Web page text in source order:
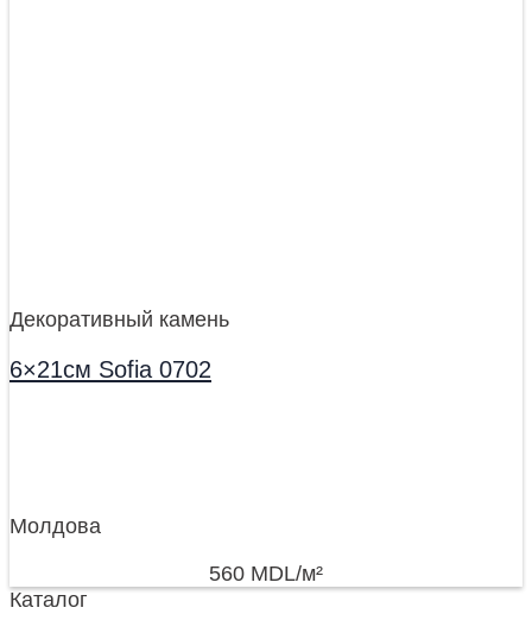
Декоративный камень
6×21см Sofia 0702
Молдова
560 MDL/м²
Каталог